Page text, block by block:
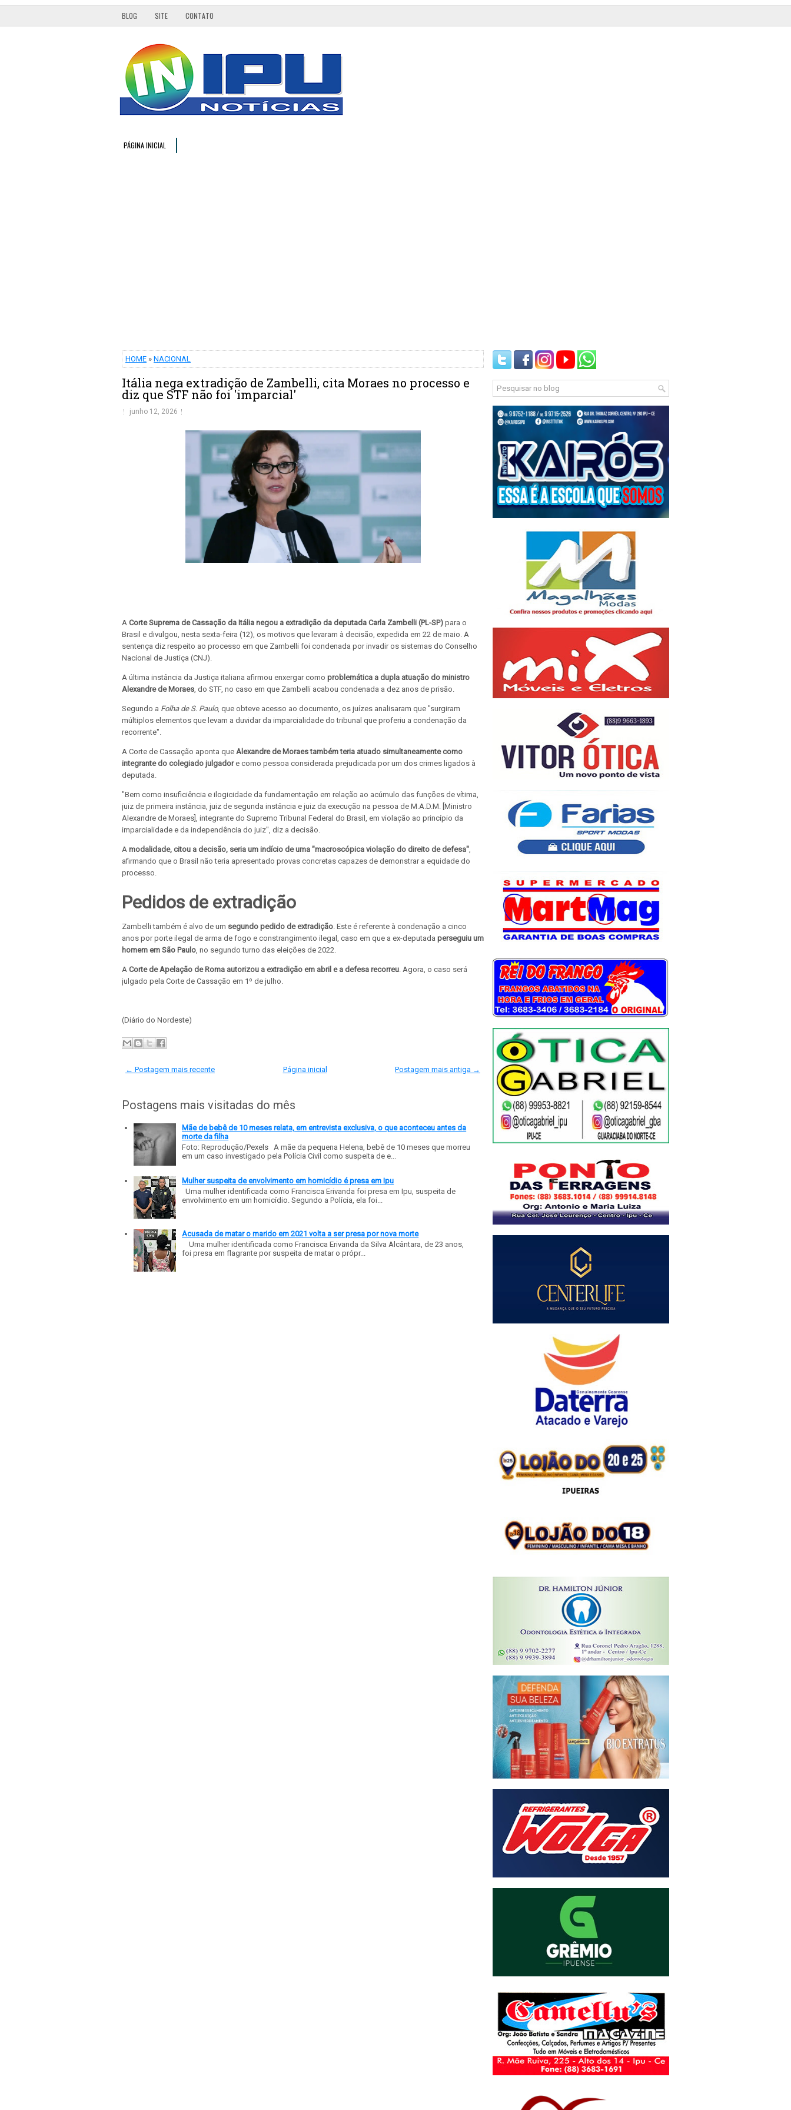
BLOG SITE CONTATO
PÁGINA INICIAL
HOME » NACIONAL
Itália nega extradição de Zambelli, cita Moraes no processo e
diz que STF não foi 'imparcial'
junho 12, 2026
A Corte Suprema de Cassação da Itália negou a extradição da deputada Carla Zambelli (PL-SP) para o
Brasil e divulgou, nesta sexta-feira (12), os motivos que levaram à decisão, expedida em 22 de maio. A
sentença diz respeito ao processo em que Zambelli foi condenada por invadir os sistemas do Conselho
Nacional de Justiça (CNJ).
A última instância da Justiça italiana afirmou enxergar como problemática a dupla atuação do ministro
Alexandre de Moraes, do STF, no caso em que Zambelli acabou condenada a dez anos de prisão.
Segundo a Folha de S. Paulo, que obteve acesso ao documento, os juízes analisaram que "surgiram
múltiplos elementos que levam a duvidar da imparcialidade do tribunal que proferiu a condenação da
recorrente".
A Corte de Cassação aponta que Alexandre de Moraes também teria atuado simultaneamente como
integrante do colegiado julgadore como pessoa considerada prejudicada por um dos crimes ligados à
deputada.
"Bem como insuficiência e ilogicidade da fundamentação em relação ao acúmulo das funções de vítima,
juiz de primeira instância, juiz de segunda instância e juiz da execução na pessoa de M.A.D.M. [Ministro
Alexandre de Moraes], integrante do Supremo Tribunal Federal do Brasil, em violação ao princípio da
imparcialidade e da independência do juiz", diz a decisão.
A modalidade, citou a decisão, seria um indício de uma "macroscópica violação do direito de defesa",
afirmando que o Brasil não teria apresentado provas concretas capazes de demonstrar a equidade do
processo.
Pedidos de extradição
Zambelli também é alvo de um segundo pedido de extradição . Este é referente à condenação a cinco
anos por porte ilegal de arma de fogo e constrangimento ilegal, caso em que a ex-deputada perseguiu um
homem em São Paulo , no segundo turno das eleições de 2022.
A Corte de Apelação de Roma autorizou a extradição em abril e a defesa recorreu . Agora, o caso será
julgado pela Corte de Cassação em 1º de julho.
(Diário do Nordeste)
← Postagem mais recente Postagem mais antiga →
Página inicial
Postagens mais visitadas do mês
Mãe de bebê de 10 meses relata, em entrevista exclusiva, o que aconteceu antes da
morte da filha
Foto: Reprodução/Pexels A mãe da pequena Helena, bebê de 10 meses que morreu
em um caso investigado pela Polícia Civil como suspeita de e...
Mulher suspeita de envolvimento em homicídio é presa em Ipu
Uma mulher identificada como Francisca Erivanda foi presa em Ipu, suspeita de
envolvimento em um homicídio. Segundo a Polícia, ela foi...
Acusada de matar o marido em 2021 volta a ser presa por nova morte
Uma mulher identificada como Francisca Erivanda da Silva Alcântara, de 23 anos,
foi presa em flagrante por suspeita de matar o própr...